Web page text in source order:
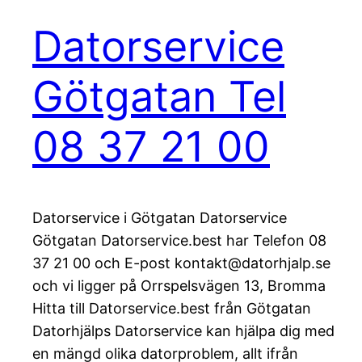
Datorservice
Götgatan Tel
08 37 21 00
Datorservice i Götgatan Datorservice
Götgatan Datorservice.best har Telefon 08
37 21 00 och E-post kontakt@datorhjalp.se
och vi ligger på Orrspelsvägen 13, Bromma
Hitta till Datorservice.best från Götgatan
Datorhjälps Datorservice kan hjälpa dig med
en mängd olika datorproblem, allt ifrån